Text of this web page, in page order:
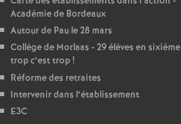
s
T
o
Académie de Bordeaux
Autour de Pau le 28 mars
Collège de Morlaas - 29 élèves en sixième
trop c’est trop!
Réforme des retraites
Intervenir dans l’établissement
E3C